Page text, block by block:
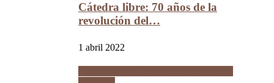
Cátedra libre: 70 años de la
revolución del…
1 abril 2022